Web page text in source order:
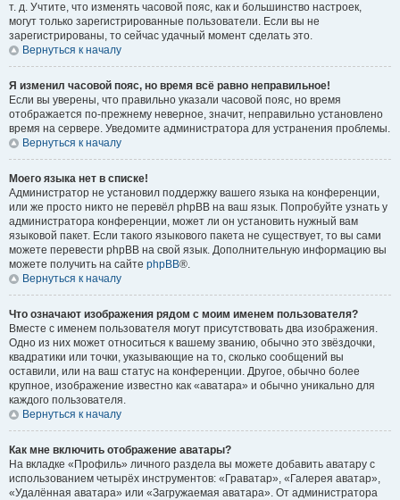
т. д. Учтите, что изменять часовой пояс, как и большинство настроек,
могут только зарегистрированные пользователи. Если вы не
зарегистрированы, то сейчас удачный момент сделать это.
Вернуться к началу
Я изменил часовой пояс, но время всё равно неправильное!
Если вы уверены, что правильно указали часовой пояс, но время
отображается по-прежнему неверное, значит, неправильно установлено
время на сервере. Уведомите администратора для устранения проблемы.
Вернуться к началу
Моего языка нет в списке!
Администратор не установил поддержку вашего языка на конференции,
или же просто никто не перевёл phpBB на ваш язык. Попробуйте узнать у
администратора конференции, может ли он установить нужный вам
языковой пакет. Если такого языкового пакета не существует, то вы сами
можете перевести phpBB на свой язык. Дополнительную информацию вы
можете получить на сайте phpBB®.
Вернуться к началу
Что означают изображения рядом с моим именем пользователя?
Вместе с именем пользователя могут присутствовать два изображения.
Одно из них может относиться к вашему званию, обычно это звёздочки,
квадратики или точки, указывающие на то, сколько сообщений вы
оставили, или на ваш статус на конференции. Другое, обычно более
крупное, изображение известно как «аватара» и обычно уникально для
каждого пользователя.
Вернуться к началу
Как мне включить отображение аватары?
На вкладке «Профиль» личного раздела вы можете добавить аватару с
использованием четырёх инструментов: «Граватар», «Галерея аватар»,
«Удалённая аватара» или «Загружаемая аватара». От администратора